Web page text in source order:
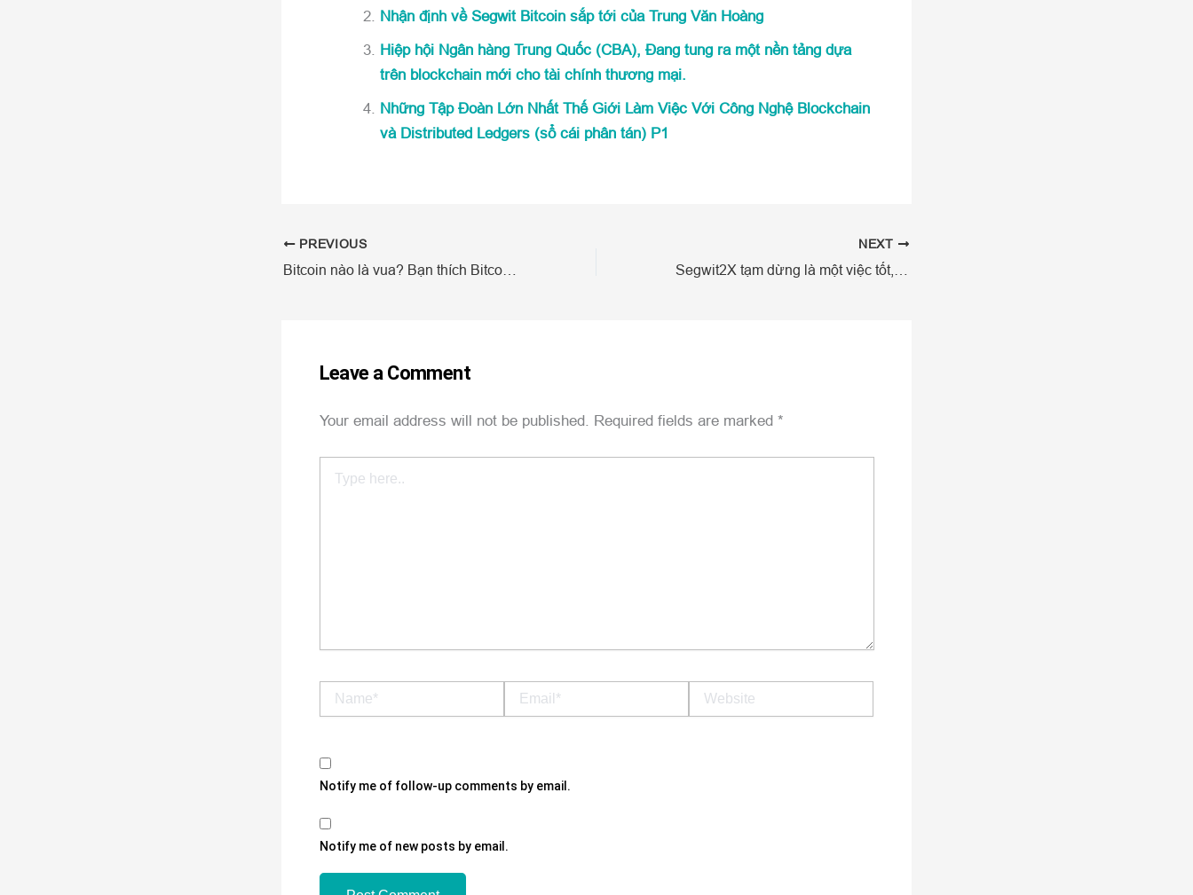
Nhận định về Segwit Bitcoin sắp tới của Trung Văn Hoàng
Hiệp hội Ngân hàng Trung Quốc (CBA), Đang tung ra một nền tảng dựa
trên blockchain mới cho tài chính thương mại.
Những Tập Đoàn Lớn Nhất Thế Giới Làm Việc Với Công Nghệ Blockchain
và Distributed Ledgers (sổ cái phân tán) P1
PREVIOUS NEXT
Leave a Comment
Your email address will not be published. Required fields are marked *
here..
Name* Email* Website
Notify me of follow-up comments by email.
Notify me of new posts by email.